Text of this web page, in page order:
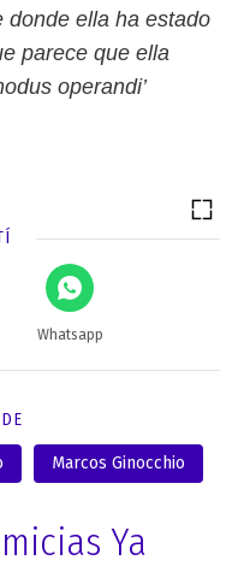
donde ella ha estado
parece que ella
operandi’
Whatsapp
Marcos Ginocchio
Ya